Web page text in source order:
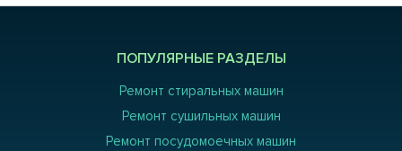
ПОПУЛЯРНЫЕ РАЗДЕЛЫ
Ремонт стиральных машин
Ремонт сушильных машин
Ремонт посудомоечных машин